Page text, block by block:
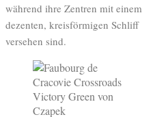
während ihre Zentren mit einem
dezenten, kreisförmigen Schliff
versehen sind.